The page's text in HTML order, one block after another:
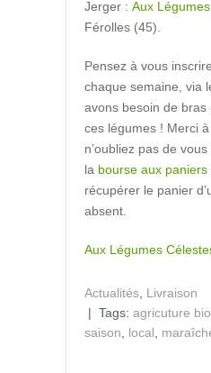
Jerger : Aux
Férolles (45).
Pensez à vous
chaque semaine, via
avons besoin de
ces légumes ! Merci à
n’oubliez pas de
la bourse aux paniers
récupérer le panier
absent.
Aux Légumes
Actualités Livraison
| Tags: agricuture
saison
local